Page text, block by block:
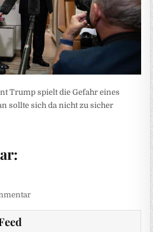
Trump spielt die Gefahr eines
sollte sich da nicht zu sicher